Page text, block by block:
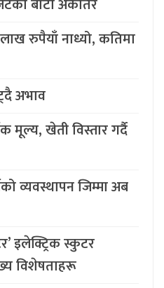
बाटो अर्कैतिर
रुपैयाँ नाध्यो, कतिमा
अभाव
खेती विस्तार गर्दै
व्यवस्थापन जिम्मा अब
इलेक्ट्रिक स्कुटर
विशेषताहरू